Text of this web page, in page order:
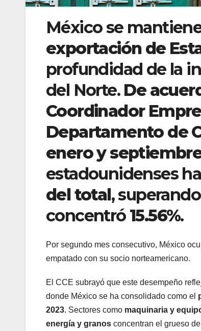
México se
exportación de
profundidad de la
del Norte. De
Coordinador
Departamento de
enero y
estadounidenses
del total,
concentró 15.56%.
Por segundo mes consecutivo, México
empatado con su socio norteamericano.
El CCE subrayó que este desempeño
donde México se ha consolidado como el
2023. Sectores como maquinaria y
energía y granos concentran el grueso